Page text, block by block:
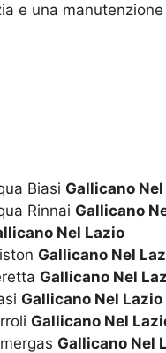
e una
Biasi Gallicano
Rinnai Gallicano
Nel Lazio
Gallicano Nel
Gallicano Nel
Gallicano Nel Lazio
Gallicano Nel
Gallicano Nel